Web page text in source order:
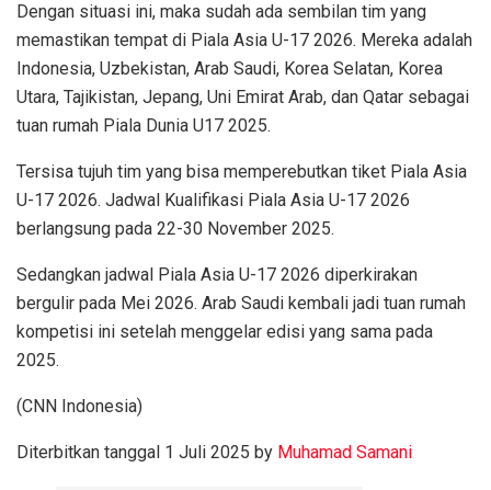
Dengan situasi ini, maka sudah ada sembilan tim yang
memastikan tempat di Piala Asia U-17 2026. Mereka adalah
Indonesia, Uzbekistan, Arab Saudi, Korea Selatan, Korea
Utara, Tajikistan, Jepang, Uni Emirat Arab, dan Qatar sebagai
tuan rumah Piala Dunia U17 2025.
Tersisa tujuh tim yang bisa memperebutkan tiket Piala Asia
U-17 2026. Jadwal Kualifikasi Piala Asia U-17 2026
berlangsung pada 22-30 November 2025.
Sedangkan jadwal Piala Asia U-17 2026 diperkirakan
bergulir pada Mei 2026. Arab Saudi kembali jadi tuan rumah
kompetisi ini setelah menggelar edisi yang sama pada
2025.
(CNN Indonesia)
Diterbitkan tanggal 1 Juli 2025 by Muhamad Samani